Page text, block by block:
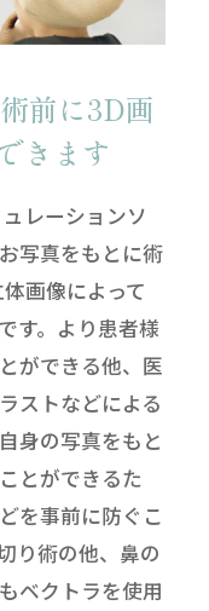
前に3D画
きます
レーションソ
写真をもとに術
画像によって
す。より患者様
ができる他、医
ストなどによる
身の写真をもと
とができるた
を事前に防ぐこ
り術の他、鼻の
ベクトラを使用